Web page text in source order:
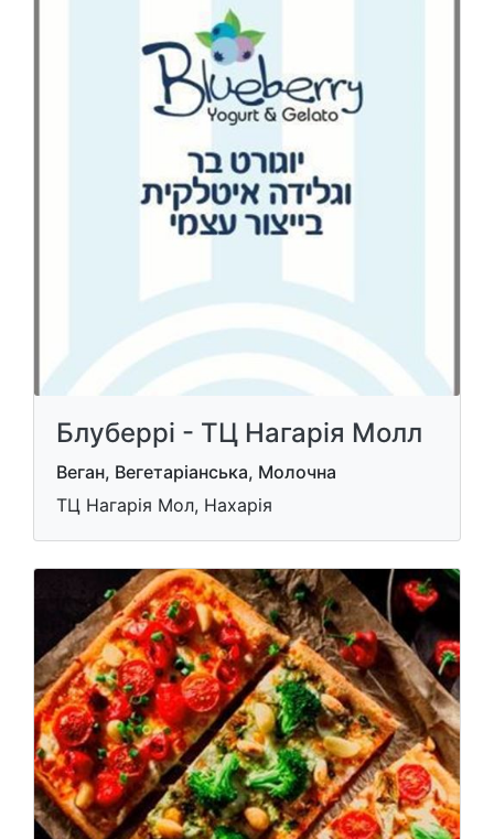
Блуберрі - ТЦ Нагарія Молл
Веган, Вегетаріанська, Молочна
ТЦ Нагарія Мол, Нахарія